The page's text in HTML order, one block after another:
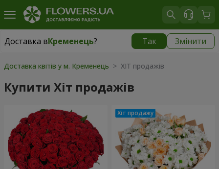
Доставка вКременець? Так Змінити
Доставка вКременець|
Доставка квітів у м. Кременець > ХІТ продажів
Купити Хіт продажів